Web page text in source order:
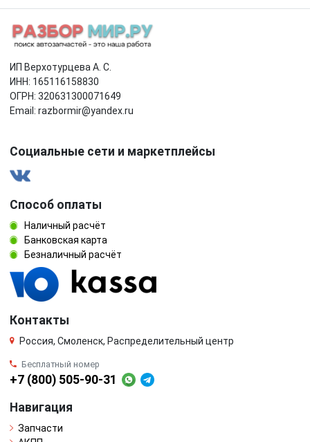
ИП Верхотурцева А. С.
ИНН: 165116158830
ОГРН: 320631300071649
Email: razbormir@yandex.ru
Социальные сети и маркетплейсы
Способ оплаты
Наличный расчёт
Банковская карта
Безналичный расчёт
Контакты
Россия, Смоленск, Распределительный центр
Бесплатный номер
+7 (800) 505-90-31
Навигация
Запчасти